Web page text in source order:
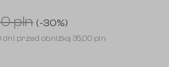
pln (-30%)
dni przed obniżką 35,00 pln